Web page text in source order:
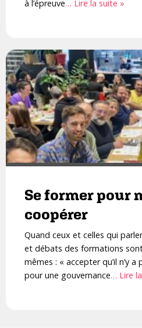
à l’épreuve… Lire la suite »
Se former pour
coopérer
Quand ceux et celles qui
et débats des formations
mêmes : « accepter qu’il n’y
pour une gouvernance… Lire